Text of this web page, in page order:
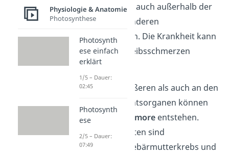
sehr stark ähneln, auch außerhalb der
Gebärmutter in anderen
Körperregionen an. Die Krankheit kann
zu starken Unterleibsschmerzen
führen.
Sowohl an den äußeren als auch an den
inneren Geschlechtsorganen können
bösartigeKrebstumore entstehen.
Bekannte Krebsarten sind
Eierstockkrebs, Gebärmutterkrebs und
Physiologie & Anatomie
Photosynthese
Photosynth
ese einfach
erklärt
1/5 – Dauer:
02:45
Photosynth
ese
2/5 – Dauer:
07:49